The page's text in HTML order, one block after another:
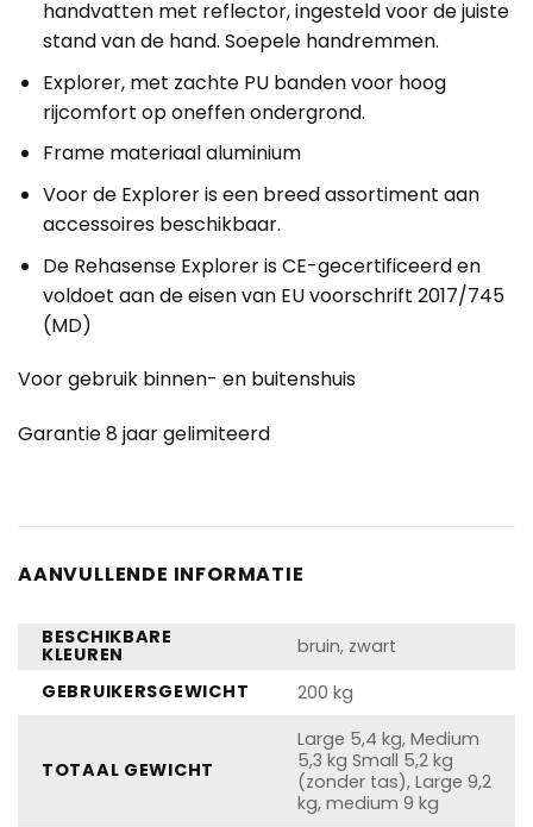
handvatten met reflector, ingesteld voor de juiste
stand van de hand. Soepele handremmen.
Explorer, met zachte PU banden voor hoog
rijcomfort op oneffen ondergrond.
Frame materiaal aluminium
Voor de Explorer is een breed assortiment aan
accessoires beschikbaar.
De Rehasense Explorer is CE-gecertificeerd en
voldoet aan de eisen van EU voorschrift 2017/745
(MD)
Voor gebruik binnen- en buitenshuis
Garantie 8 jaar gelimiteerd
AANVULLENDE INFORMATIE
BESCHIKBARE
KLEUREN
bruin, zwart
GEBRUIKERSGEWICHT
200 kg
TOTAAL GEWICHT
Large 5,4 kg, Medium
5,3 kg Small 5,2 kg
(zonder tas), Large 9,2
kg, medium 9 kg